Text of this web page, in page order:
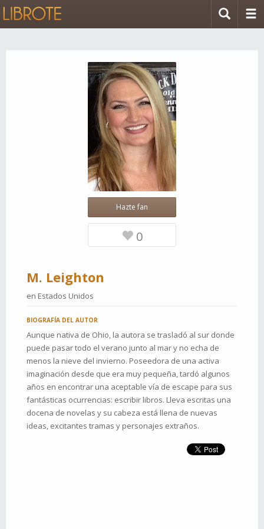
Hazte fan
0
M. Leighton
en Estados Unidos
BIOGRAFÍA DEL AUTOR
Aunque nativa de Ohio, la autora se trasladó al sur donde
puede pasar todo el verano junto al mar y no echa de
menos la nieve del invierno. Poseedora de una activa
imaginación desde que era muy pequeña, tardó algunos
años en encontrar una aceptable vía de escape para sus
fantásticas ocurrencias: escribir libros. Lleva escritas una
docena de novelas y su cabeza está llena de nuevas
ideas, excitantes tramas y personajes extraños.